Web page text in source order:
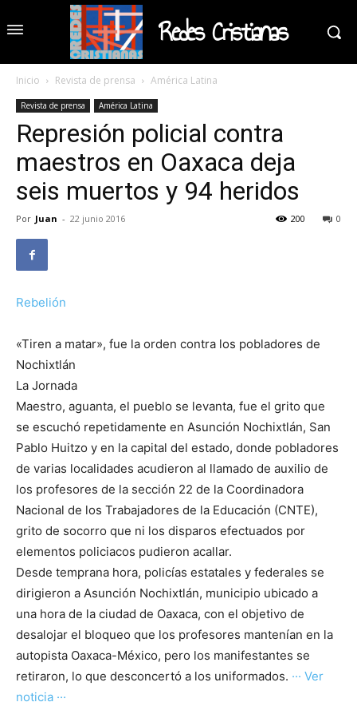
Redes Cristianas
Inicio Revista de prensa América Latina
Revista de prensa América Latina
Represión policial contra
maestros en Oaxaca deja
seis muertos y 94 heridos
Por Juan - 22 junio 2016 0
200
Rebelión
«Tiren a matar», fue la orden contra los pobladores de
Nochixtlán
La Jornada
Maestro, aguanta, el pueblo se levanta, fue el grito que
se escuchó repetidamente en Asunción Nochixtlán, San
Pablo Huitzo y en la capital del estado, donde pobladores
de varias localidades acudieron al llamado de auxilio de
los profesores de la sección 22 de la Coordinadora
Nacional de los Trabajadores de la Educación (CNTE),
grito de socorro que ni los disparos efectuados por
elementos policiacos pudieron acallar.
Desde temprana hora, policías estatales y federales se
dirigieron a Asunción Nochixtlán, municipio ubicado a
una hora de la ciudad de Oaxaca, con el objetivo de
desalojar el bloqueo que los profesores mantenían en la
autopista Oaxaca-México, pero los manifestantes se
retiraron, lo que desconcertó a los uniformados. ··· Ver
noticia ···